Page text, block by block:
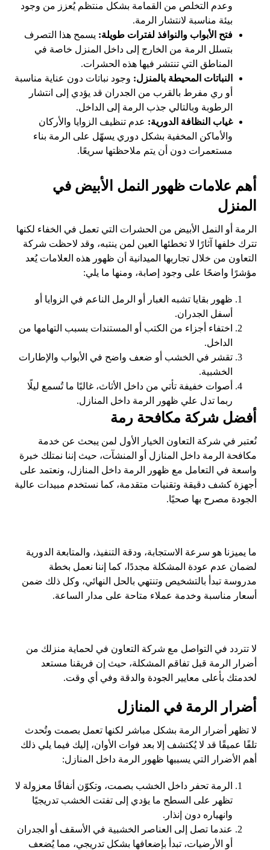
وعدم التخلص من القمامة بشكل منتظم يُعزز من وجود
بيئة مناسبة لانتشار الرمة.
فتح الأبواب والنوافذ لفترات طويلة: يسمح هذا التصرف
بتسلل الرمة من الخارج إلى داخل المنزل خاصة في
المناطق التي تنتشر فيها هذه الحشرات.
النباتات المحيطة بالمنزل: وجود نباتات دون عناية مناسبة
أو ري مفرط بالقرب من الجدران قد يؤدي إلى انتشار
الرطوبة وبالتالي جذب الرمة إلى الداخل.
غياب النظافة الدورية: عدم تنظيف الزوايا والأركان
والأماكن المخفية بشكل دوري يسهّل على الرمة بناء
مستعمرات دون أن يتم ملاحظتها سريعًا.
أهم علامات ظهور النمل الأبيض في
المنزل
الرمة أو النمل الأبيض من الحشرات التي تعمل في الخفاء لكنها
تترك خلفها آثارًا لا تخطئها العين لمن ينتبه، وقد لاحظت شركة
التعاون من خلال تجاربها الميدانية أن ظهور هذه العلامات يُعد
مؤشرًا واضحًا على وجود إصابة، ومنها ما يلي:
ظهور بقايا تشبه الغبار أو الرمل الناعم في الزوايا أو
أسفل الجدران.
اختفاء أجزاء من الكتب أو المستندات بسبب التهامها من
الداخل.
تقشر في الخشب أو ضعف واضح في الأبواب والإطارات
الخشبية.
أصوات خفيفة تأتي من داخل الأثاث، غالبًا ما تُسمع ليلًا
ربما تدل علي ظهور الرمة داخل المنازل.
أفضل شركة مكافحة رمة
نُعتبر في شركة التعاون الخيار الأول لمن يبحث عن خدمة
مكافحة الرمة داخل المنازل أو المنشآت، حيث إننا نمتلك خبرة
واسعة في التعامل مع ظهور الرمة داخل المنازل، ونعتمد على
أجهزة كشف دقيقة وتقنيات متقدمة، كما نستخدم مبيدات عالية
الجودة مصرح بها صحيًا.
ما يميزنا هو سرعة الاستجابة، ودقة التنفيذ، والمتابعة الدورية
لضمان عدم عودة المشكلة مجددًا، كما إننا نعمل بخطة
مدروسة تبدأ بالتشخيص وتنتهي بالحل النهائي، وكل ذلك ضمن
أسعار مناسبة وخدمة عملاء متاحة على مدار الساعة.
لا تتردد في التواصل مع شركة التعاون في لحماية منزلك من
أضرار الرمة قبل تفاقم المشكلة، حيث إن فريقنا مستعد
لخدمتك بأعلى معايير الجودة والدقة وفي أي وقت.
أضرار الرمة في المنازل
لا تظهر أضرار الرمة بشكل مباشر لكنها تعمل بصمت وتُحدث
تلفًا عميقًا قد لا يُكتشف إلا بعد فوات الأوان، إليك فيما يلي ذلك
أهم الأضرار التي يسببها ظهور الرمة داخل المنازل:
الرمة تحفر داخل الخشب بصمت، وتكوّن أنفاقًا معزولة لا
تظهر على السطح ما يؤدي إلى تفتت الخشب تدريجيًا
وانهياره دون إنذار.
عندما تصل إلى العناصر الخشبية في الأسقف أو الجدران
أو الأرضيات، تبدأ بإضعافها بشكل تدريجي، مما يُضعف